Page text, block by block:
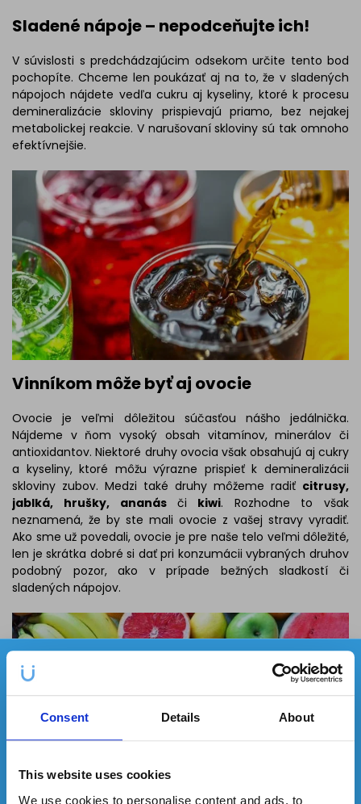
Consent Details About
This website uses cookies
We use cookies to personalise content and ads, to
Sladené nápoje – nepodceňujte ich!
V súvislosti s predchádzajúcim odsekom určite tento bod
pochopíte. Chceme len poukázať aj na to, že v sladených
nápojoch nájdete vedľa cukru aj kyseliny, ktoré k procesu
demineralizácie skloviny prispievajú priamo, bez nejakej
metabolickej reakcie. V narušovaní skloviny sú tak omnoho
efektívnejšie.
Vinníkom môže byť aj ovocie
Ovocie je veľmi dôležitou súčasťou nášho jedálnička.
Nájdeme v ňom vysoký obsah vitamínov, minerálov či
antioxidantov. Niektoré druhy ovocia však obsahujú aj cukry
a kyseliny, ktoré môžu výrazne prispieť k demineralizácii
skloviny zubov. Medzi také druhy môžeme radiť citrusy,
jablká, hrušky,
ananásči kiwi. Rozhodne to však
neznamená, že by ste mali ovocie z vašej stravy vyradiť.
Ako sme už povedali, ovocie je pre naše telo veľmi dôležité,
len je skrátka dobré si dať pri konzumácii vybraných druhov
podobný pozor, ako v prípade bežných sladkostí či
sladených nápojov.
✕
Každý mesiac môžete vyhrať3
produkty
z našej ponuky!